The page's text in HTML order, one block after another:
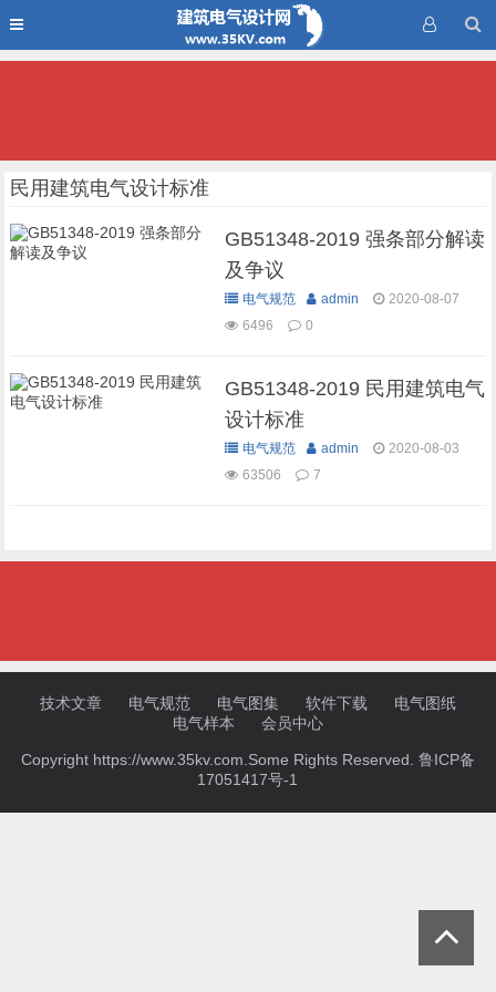
民用建筑电气设计标准
GB51348-2019 强条部分解读
及争议
电气规范 admin
2020-08-07
6496
0
GB51348-2019 民用建筑电气
设计标准
电气规范 admin
2020-08-03
63506
7
技术文章 电气规范 电气图集 软件下载
电气图纸
电气样本
会员中心
Copyright https://www.35kv.com.Some Rights Reserved. 鲁ICP备
17051417号-1